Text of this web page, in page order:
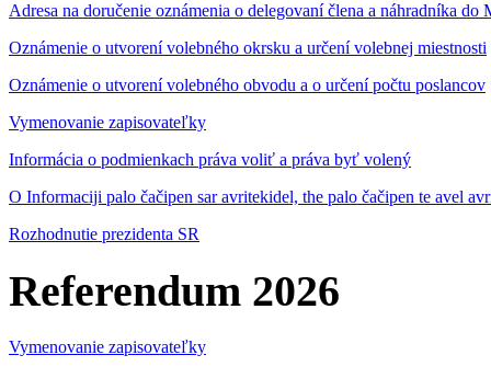
Adresa na doručenie oznámenia o delegovaní člena a náhradníka
Oznámenie o utvorení volebného okrsku a určení volebnej miestnosti
Oznámenie o utvorení volebného obvodu a o určení počtu poslancov
Vymenovanie zapisovateľky
Informácia o podmienkach práva voliť a práva byť volený
O Informaciji palo čačipen sar avritekidel, the palo čačipen te avel
Rozhodnutie prezidenta SR
Referendum 2026
Vymenovanie zapisovateľky